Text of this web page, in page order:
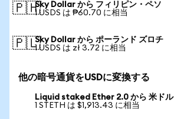
🇵🇭Sky Dollar から フィリピン・ペソ
1 USDS は ₱60.70 に相当
🇵🇱Sky Dollar から ポーランド ズロチ
1 USDS は zł 3.72 に相当
他の暗号通貨をUSDに変換する
Liquid staked Ether 2.0 から 米ドル
1 STETH は $1,913.43 に相当